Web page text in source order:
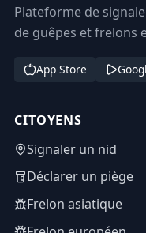
Plateforme de
de guêpes et frelons
App Store
CITOYENS
Signaler un nid
Déclarer un piège
Frelon asiatique